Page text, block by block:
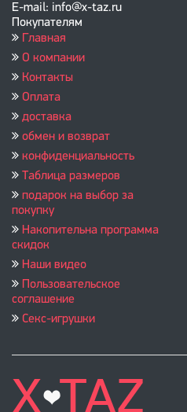
E-mail: info@x-taz.ru
Покупателям
Главная
О компании
Контакты
Оплата
доставка
обмен и возврат
конфиденциальность
Таблица размеров
подарок на выбор за
покупку
Накопительна программа
скидок
Наши видео
Пользовательское
соглашение
Секс-игрушки